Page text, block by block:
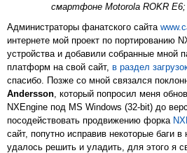
смартфоне Motorola ROKR
Администраторы фанатского сайта
интернете мой проект по портированию
устройства и добавили собранные мной
платформ на свой сайт, в раздел
спасибо. Позже со мной связался
Andersson , который попросил меня
NXEngine под MS Windows (32-bit) до
посодействовать продвижению форка
сайт, попутно исправив некоторые баги
удалось решить и уладить, для этого я